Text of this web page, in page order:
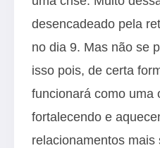
desencadeado pela
no dia 9. Mas não se
isso pois, de certa
funcionará como uma
fortalecendo e
relacionamentos mais